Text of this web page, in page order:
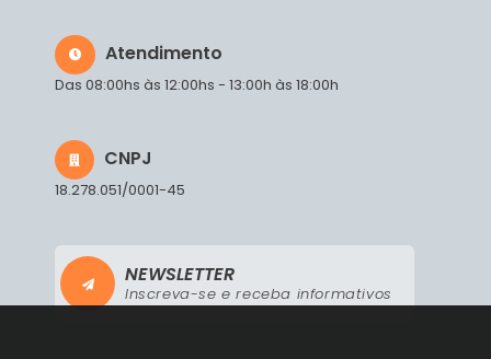
Atendimento
Das 08:00hs às 12:00hs - 13:00h às 18:00h
CNPJ
18.278.051/0001-45
NEWSLETTER
Inscreva-se e receba informativos